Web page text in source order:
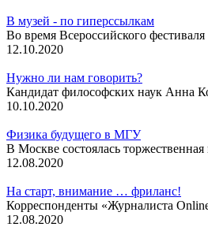
В музей - по гиперссылкам
Во время Всероссийского
12.10.2020
Нужно ли нам говорить?
Кандидат философских наук Анна
10.10.2020
Физика будущего в МГУ
В Москве состоялась
12.08.2020
На старт, внимание … фриланс!
Корреспонденты «Журналиста
12.08.2020